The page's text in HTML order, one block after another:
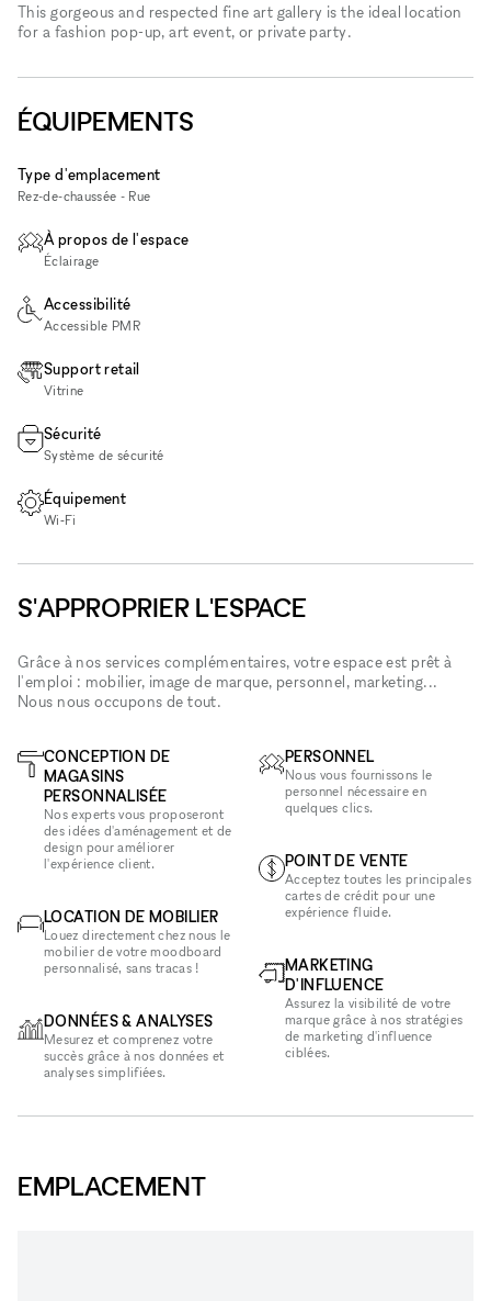
This gorgeous and respected fine art gallery is the ideal location
for a fashion pop-up, art event, or private party.
ÉQUIPEMENTS
Type d'emplacement
Rez-de-chaussée - Rue
À propos de l'espace
Éclairage
Accessibilité
Accessible PMR
Support retail
Vitrine
Sécurité
Système de sécurité
Équipement
Wi‑Fi
S'APPROPRIER L'ESPACE
Grâce à nos services complémentaires, votre espace est prêt à
l'emploi : mobilier, image de marque, personnel, marketing...
Nous nous occupons de tout.
CONCEPTION DE
MAGASINS
PERSONNALISÉE
Nos experts vous proposeront
des idées d'aménagement et de
design pour améliorer
l'expérience client.
LOCATION DE MOBILIER
Louez directement chez nous le
mobilier de votre moodboard
personnalisé, sans tracas !
DONNÉES & ANALYSES
Mesurez et comprenez votre
succès grâce à nos données et
analyses simplifiées.
PERSONNEL
Nous vous fournissons le
personnel nécessaire en
quelques clics.
POINT DE VENTE
Acceptez toutes les principales
cartes de crédit pour une
expérience fluide.
MARKETING
D'INFLUENCE
Assurez la visibilité de votre
marque grâce à nos stratégies
de marketing d'influence
ciblées.
EMPLACEMENT